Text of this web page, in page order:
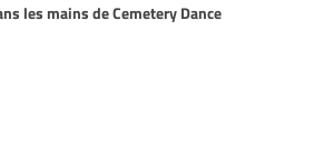
les mains de Cemetery Dance